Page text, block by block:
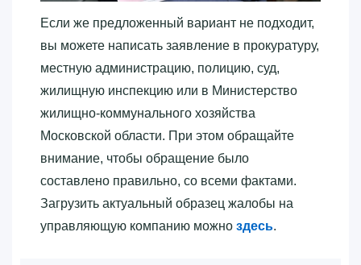
Если же предложенный вариант не подходит,
вы можете написать заявление в прокуратуру,
местную администрацию, полицию, суд,
жилищную инспекцию или в Министерство
жилищно-коммунального хозяйства
Московской области. При этом обращайте
внимание, чтобы обращение было
составлено правильно, со всеми фактами.
Загрузить актуальный образец жалобы на
управляющую компанию можно здесь.